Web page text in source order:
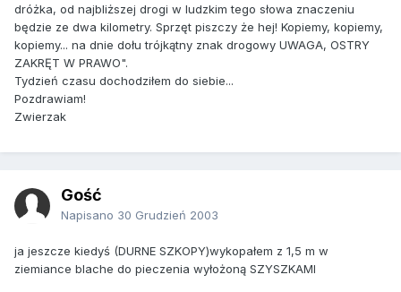
dróżka, od najbliższej drogi w ludzkim tego słowa znaczeniu
będzie ze dwa kilometry. Sprzęt piszczy że hej! Kopiemy, kopiemy,
kopiemy... na dnie dołu trójkątny znak drogowy UWAGA, OSTRY
ZAKRĘT W PRAWO".
Tydzień czasu dochodziłem do siebie...
Pozdrawiam!
Zwierzak
Gość
Napisano 30 Grudzień 2003
ja jeszcze kiedyś (DURNE SZKOPY)wykopałem z 1,5 m w
ziemiance blache do pieczenia wyłożoną SZYSZKAMI